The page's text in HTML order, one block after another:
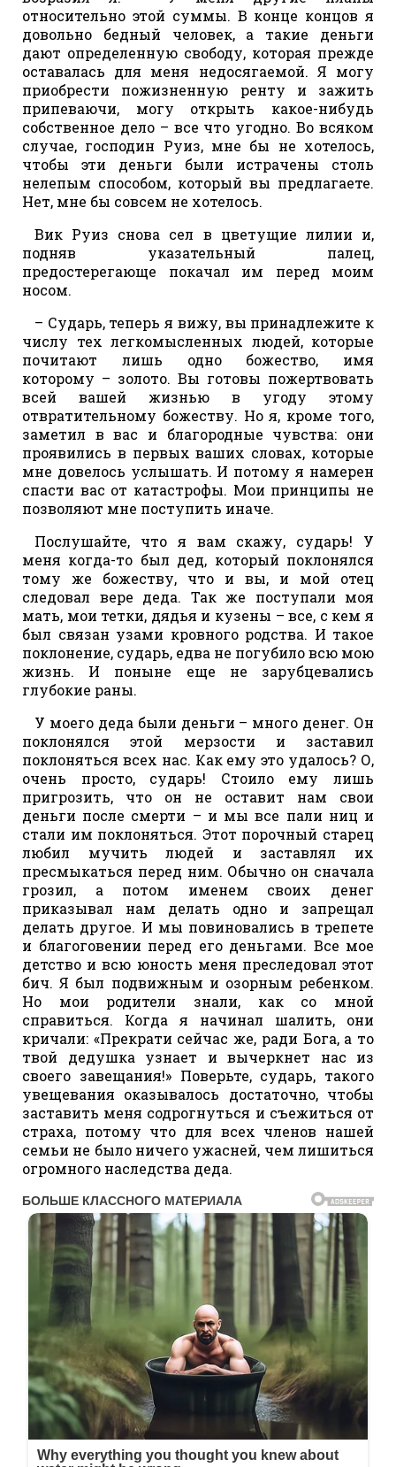
относительно этой суммы. В конце концов я
довольно бедный человек, а такие деньги
дают определенную свободу, которая прежде
оставалась для меня недосягаемой. Я могу
приобрести пожизненную ренту и зажить
припеваючи, могу открыть какое-нибудь
собственное дело – все что угодно. Во всяком
случае, господин Руиз, мне бы не хотелось,
чтобы эти деньги были истрачены столь
нелепым способом, который вы предлагаете.
Нет, мне бы совсем не хотелось.
Вик Руиз снова сел в цветущие лилии и,
подняв указательный палец,
предостерегающе покачал им перед моим
носом.
– Сударь, теперь я вижу, вы принадлежите к
числу тех легкомысленных людей, которые
почитают лишь одно божество, имя
которому – золото. Вы готовы пожертвовать
всей вашей жизнью в угоду этому
отвратительному божеству. Но я, кроме того,
заметил в вас и благородные чувства: они
проявились в первых ваших словах, которые
мне довелось услышать. И потому я намерен
спасти вас от катастрофы. Мои принципы не
позволяют мне поступить иначе.
Послушайте, что я вам скажу, сударь! У
меня когда-то был дед, который поклонялся
тому же божеству, что и вы, и мой отец
следовал вере деда. Так же поступали моя
мать, мои тетки, дядья и кузены – все, с кем я
был связан узами кровного родства. И такое
поклонение, сударь, едва не погубило всю мою
жизнь. И поныне еще не зарубцевались
глубокие раны.
У моего деда были деньги – много денег. Он
поклонялся этой мерзости и заставил
поклоняться всех нас. Как ему это удалось? О,
очень просто, сударь! Стоило ему лишь
пригрозить, что он не оставит нам свои
деньги после смерти – и мы все пали ниц и
стали им поклоняться. Этот порочный старец
любил мучить людей и заставлял их
пресмыкаться перед ним. Обычно он сначала
грозил, а потом именем своих денег
приказывал нам делать одно и запрещал
делать другое. И мы повиновались в трепете
и благоговении перед его деньгами. Все мое
детство и всю юность меня преследовал этот
бич. Я был подвижным и озорным ребенком.
Но мои родители знали, как со мной
справиться. Когда я начинал шалить, они
кричали: «Прекрати сейчас же, ради Бога, а то
твой дедушка узнает и вычеркнет нас из
своего завещания!» Поверьте, сударь, такого
увещевания оказывалось достаточно, чтобы
заставить меня содрогнуться и съежиться от
страха, потому что для всех членов нашей
семьи не было ничего ужасней, чем лишиться
огромного наследства деда.